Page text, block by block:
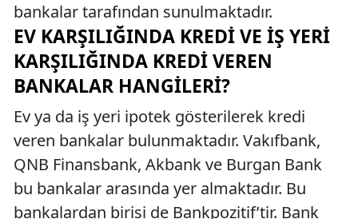
bankalar tarafından sunulmaktadır.
EV KARŞILIĞINDA KREDI VE İŞ YERI
KARŞILIĞINDA KREDI VEREN
BANKALAR HANGILERI?
Ev ya da iş yeri ipotek gösterilerek kredi
veren bankalar bulunmaktadır. Vakıfbank,
QNB Finansbank, Akbank ve Burgan Bank
bu bankalar arasında yer almaktadır. Bu
bankalardan birisi de Bankpozitif’tir. Bank